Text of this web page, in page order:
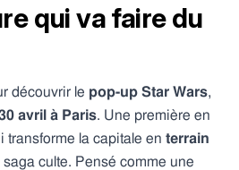
qui va faire du
découvrir le pop-up Star Wars,
avril à Paris. Une première en
transforme la capitale en terrain
saga culte. Pensé comme une